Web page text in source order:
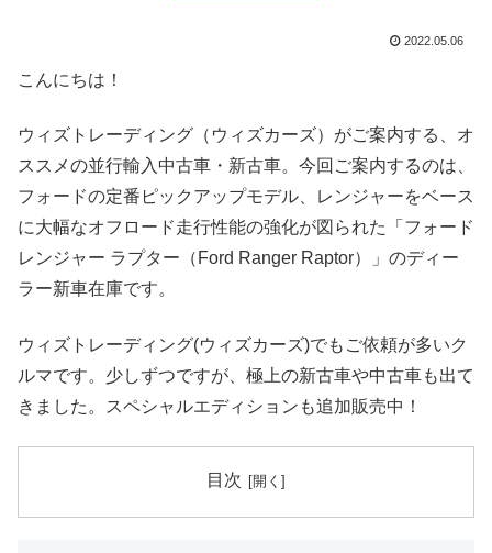
2022.05.06
こんにちは！
ウィズトレーディング（ウィズカーズ）がご案内する、オ
ススメの並行輸入中古車・新古車。今回ご案内するのは、
フォードの定番ピックアップモデル、レンジャーをベース
に大幅なオフロード走行性能の強化が図られた「フォード
レンジャー ラプター（Ford Ranger Raptor）」のディー
ラー新車在庫です。
ウィズトレーディング(ウィズカーズ)でもご依頼が多いク
ルマです。少しずつですが、極上の新古車や中古車も出て
きました。スペシャルエディションも追加販売中！
目次